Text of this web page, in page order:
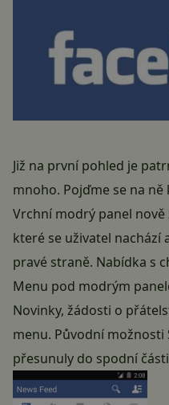
Již na první pohled je
mnoho. Pojďme se na
Vrchní modrý panel nově
které se uživatel nachází
pravé straně. Nabídka s
Menu pod modrým
Novinky, žádosti o
menu. Původní možnosti
přesunuly do spodní